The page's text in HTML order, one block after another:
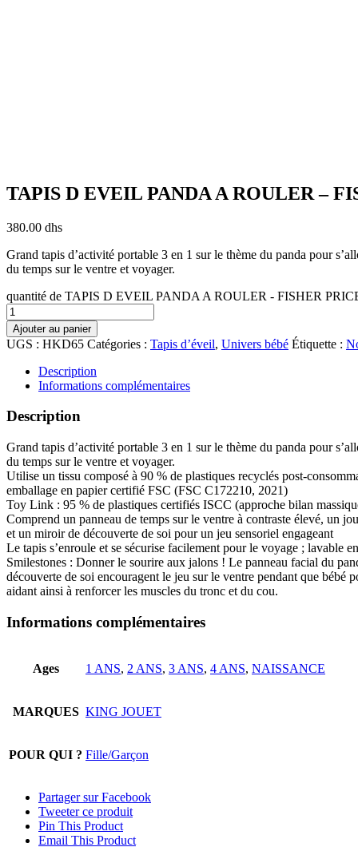
TAPIS D EVEIL PANDA A ROULER –
380.00 dhs
Grand tapis d’activité portable 3 en 1 sur le thème du panda pour
du temps sur le ventre et voyager.
quantité de TAPIS D EVEIL PANDA A ROULER - FISHER
Ajouter au panier
UGS : HKD65 Catégories : Tapis d’éveil, Univers bébé Étiquette :
Description
Informations complémentaires
Description
Grand tapis d’activité portable 3 en 1 sur le thème du panda pour
du temps sur le ventre et voyager.
Utilise un tissu composé à 90 % de plastiques recyclés post-
emballage en papier certifié FSC (FSC C172210, 2021)
Toy Link : 95 % de plastiques certifiés ISCC (approche bilan
Comprend un panneau de temps sur le ventre à contraste élevé, un
et un miroir de découverte de soi pour un jeu sensoriel engageant
Le tapis s’enroule et se sécurise facilement pour le voyage ; lavable
Smilestones : Donner le sourire aux jalons ! Le panneau facial du
découverte de soi encouragent le jeu sur le ventre pendant que bébé
aidant ainsi à renforcer les muscles du tronc et du cou.
Informations complémentaires
Ages 1 ANS, 2 ANS, 3 ANS, 4 ANS, NAISSANCE
MARQUES KING JOUET
POUR QUI ? Fille/Garçon
Partager sur Facebook
Tweeter ce produit
Pin This Product
Email This Product